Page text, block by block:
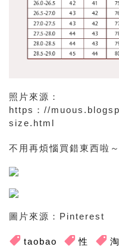
照片來源：
https：//
size.html
不用再煩惱買錯東西啦～
圖片來源：Pinterest
taobao 性